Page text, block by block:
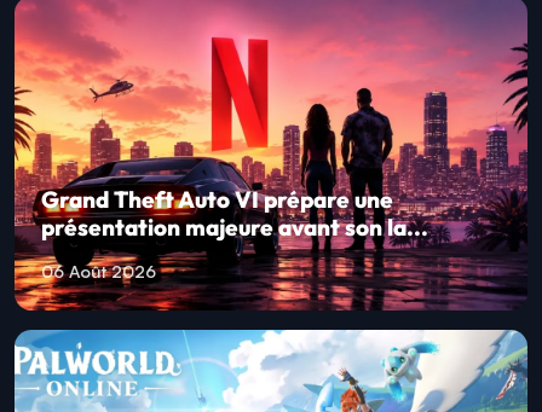
Grand Theft Auto VI prépare une
présentation majeure avant son la...
06 Août 2026